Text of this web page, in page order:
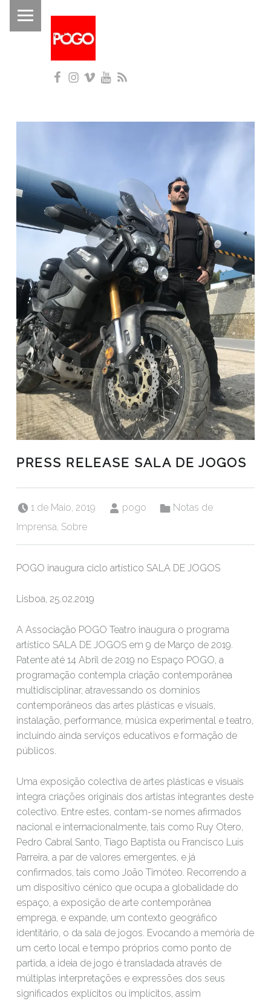
P
G
O
Facebook
Instagram
Vimeo
PRESS RELEASE SALA DE JOGOS
1 de Maio, 2019 pogo
Notas de
Imprensa Sobre
POGO inaugura ciclo artístico SALA DE JOGOS
Lisboa, 25.02.2019
A Associação POGO Teatro inaugura o programa
artístico SALA DE JOGOS em 9 de Março de 2019.
Patente até 14 Abril de 2019 no Espaço POGO, a
programação contempla criação contemporânea
multidisciplinar, atravessando os domínios
contemporâneos das artes plásticas e visuais,
instalação, performance, música experimental e teatro,
incluindo ainda serviços educativos e formação de
públicos.
Uma exposição colectiva de artes plásticas e visuais
integra criações originais dos artistas integrantes deste
colectivo. Entre estes, contam-se nomes afirmados
nacional e internacionalmente, tais como Ruy Otero,
Pedro Cabral Santo, Tiago Baptista ou Francisco Luís
Parreira, a par de valores emergentes, e já
confirmados, tais como João Timóteo. Recorrendo a
um dispositivo cénico que ocupa a globalidade do
espaço, a exposição de arte contemporânea
emprega, e expande, um contexto geográfico
identitário, o da sala de jogos. Evocando a memória de
um certo local e tempo próprios como ponto de
partida, a ideia de jogo é transladada através de
múltiplas interpretações e expressões dos seus
significados explícitos ou implícitos, assim